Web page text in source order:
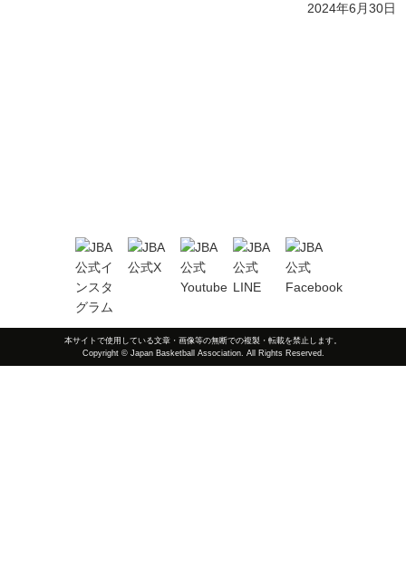
2024年6月30日
本サイトで使用している文章・画像等の無断での複製・転載を禁止します。
Copyright © Japan Basketball Association. All Rights Reserved.